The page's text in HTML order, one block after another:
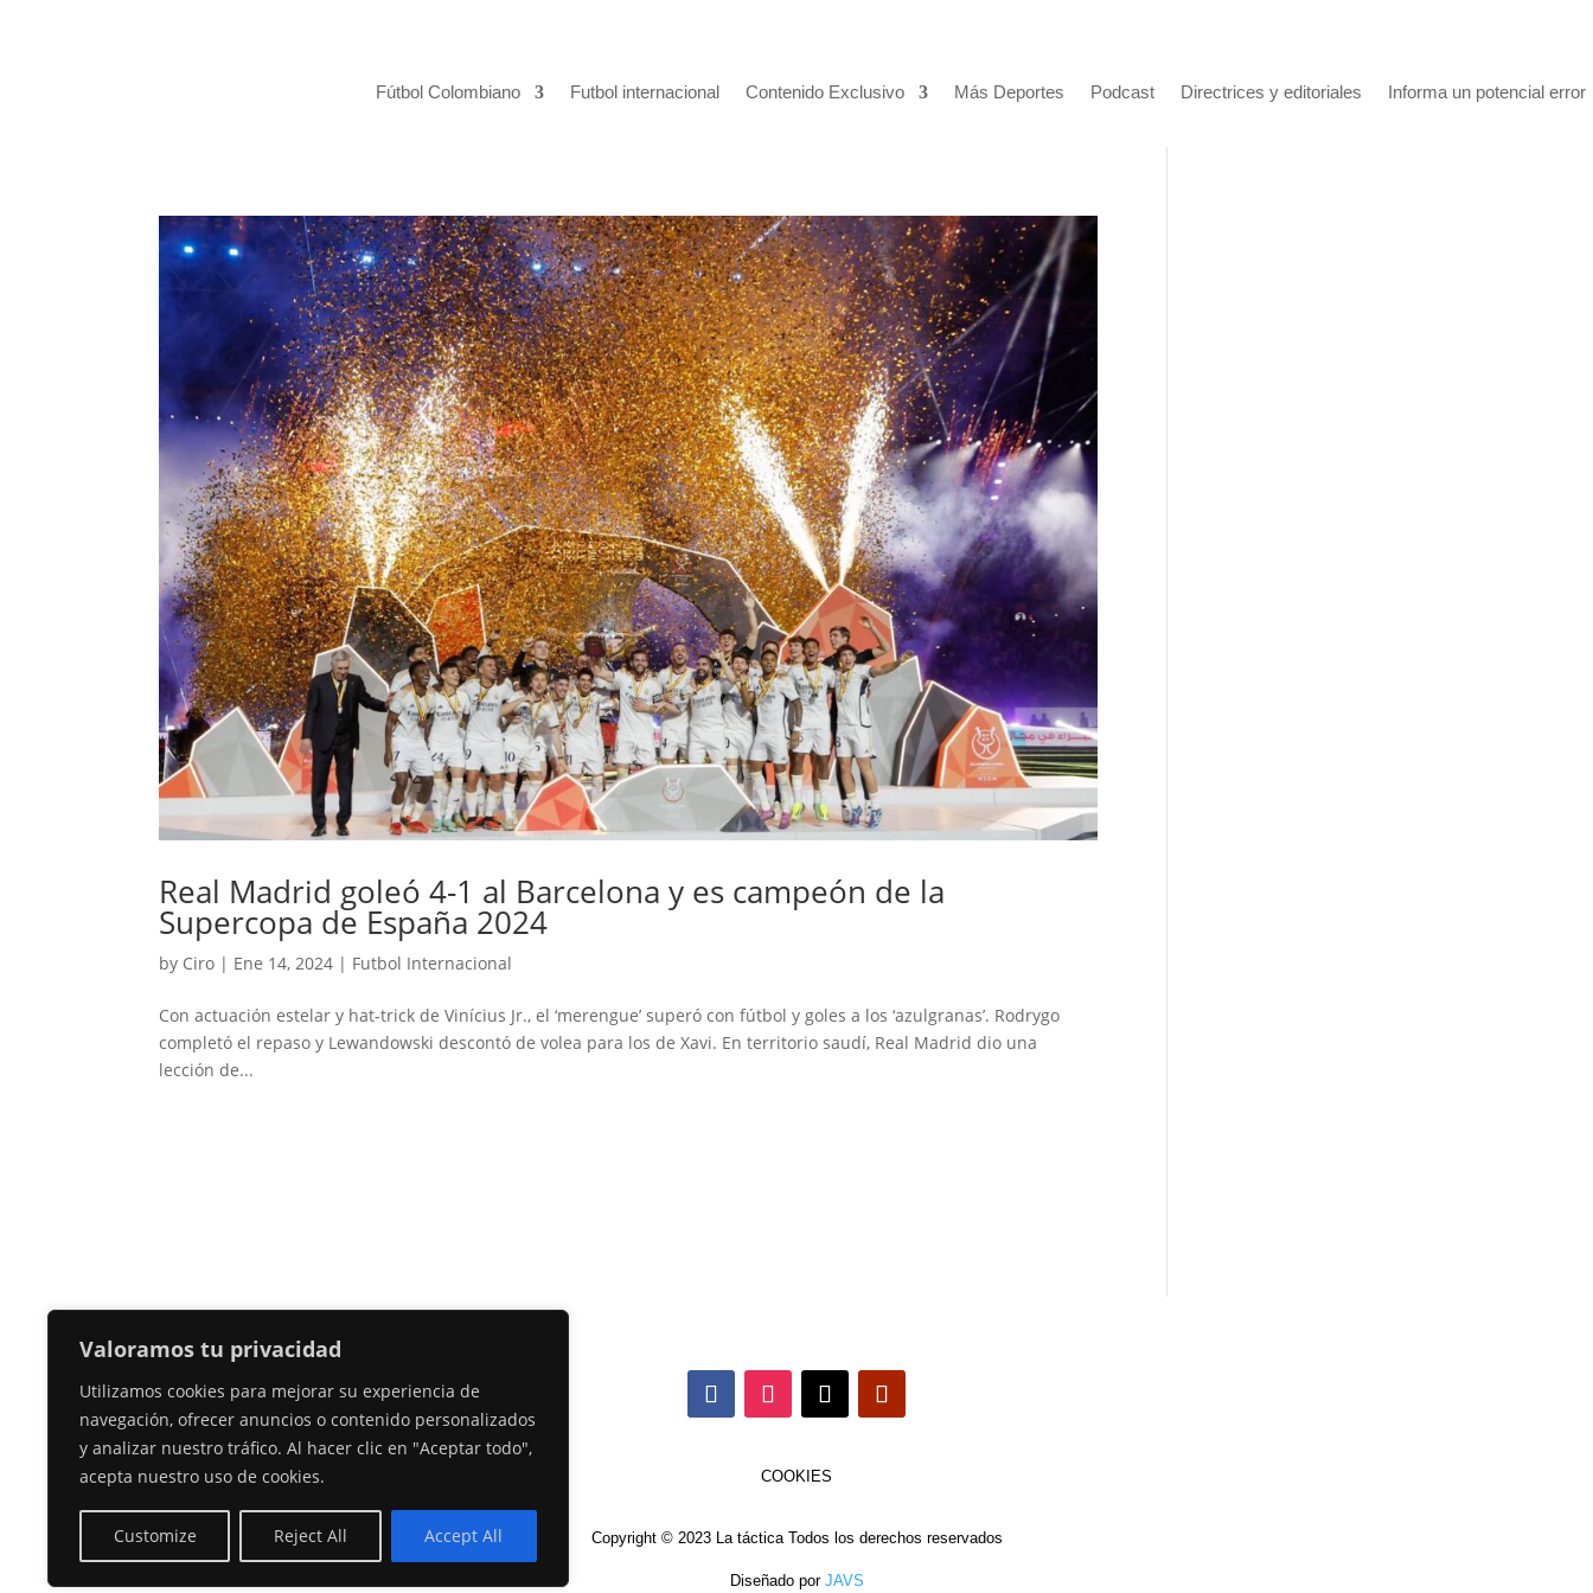
Valoramos tu privacidad
Utilizamos cookies para mejorar su experiencia de
navegación, ofrecer anuncios o contenido personalizados
y analizar nuestro tráfico. Al hacer clic en "Aceptar todo",
acepta nuestro uso de cookies.
Customize Reject All Accept All
Fútbol Colombiano Futbol internacional Contenido Exclusivo Más Deportes Podcast Directrices y editoriales Informa un potencial error
Real Madrid goleó 4-1 al Barcelona y es campeón de la
Supercopa de España 2024
by Ciro | Ene 14, 2024 | Futbol Internacional
Con actuación estelar y hat-trick de Vinícius Jr., el ‘merengue’ superó con fútbol y goles a los ‘azulgranas’. Rodrygo
completó el repaso y Lewandowski descontó de volea para los de Xavi. En territorio saudí, Real Madrid dio una
lección de...
COOKIES
Copyright © 2023 La táctica Todos los derechos reservados
Diseñado por JAVS